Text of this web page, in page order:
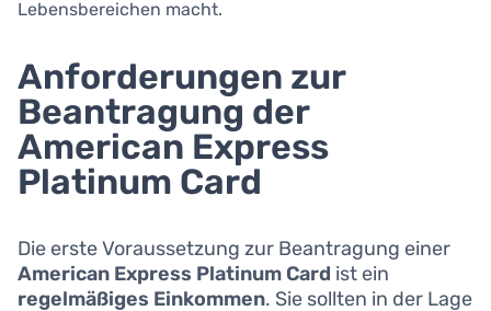
Lebensbereichen macht.
Anforderungen zur
Beantragung der
American Express
Platinum Card
Die erste Voraussetzung zur Beantragung einer
American Express Platinum Card ist ein
regelmäßiges Einkommen. Sie sollten in der Lage